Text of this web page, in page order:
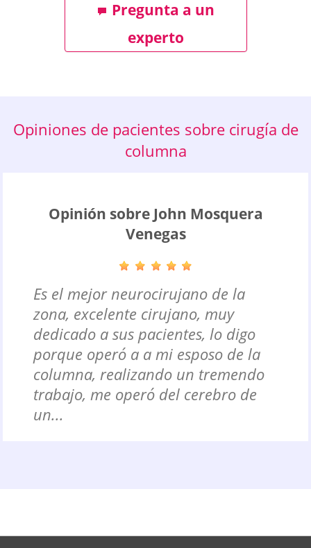
Pregunta a un
experto
Opiniones de pacientes sobre cirugía de
columna
Opinión sobre John Mosquera
Venegas
Es el mejor neurocirujano de la
zona, excelente cirujano, muy
dedicado a sus pacientes, lo digo
porque operó a a mi esposo de la
columna, realizando un tremendo
trabajo, me operó del cerebro de
un...